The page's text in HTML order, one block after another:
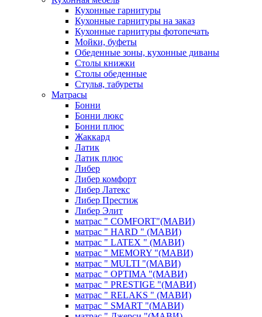
Кухонные гарнитуры
Кухонные гарнитуры на заказ
Кухонные гарнитуры фотопечать
Мойки, буфеты
Обеденные зоны, кухонные диваны
Столы книжки
Столы обеденные
Стулья, табуреты
Матрасы
Бонни
Бонни люкс
Бонни плюс
Жаккард
Латик
Латик плюс
Либер
Либер комфорт
Либер Латекс
Либер Престиж
Либер Элит
матрас " COMFORT"(МАВИ)
матрас " HARD " (МАВИ)
матрас " LATEX " (МАВИ)
матрас " MEMORY "(МАВИ)
матрас " MULTI "(МАВИ)
матрас " OPTIMA "(МАВИ)
матрас " PRESTIGE "(МАВИ)
матрас " RELAKS " (МАВИ)
матрас " SMART "(МАВИ)